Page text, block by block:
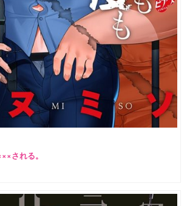
される。